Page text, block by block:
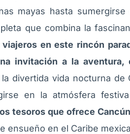
mayas hasta
que combina la
en este rincón
invitación a la
la divertida vida nocturna
en la atmósfera
tesoros que ofrece Cancún
ensueño en el Caribe